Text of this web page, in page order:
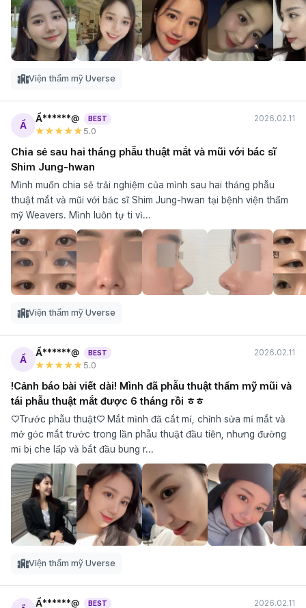
Viện thẩm mỹ Uverse
Ẩ
Ẩ******@ BEST
★★★★★ 5.0
2026.02.11
Chia sẻ sau hai tháng phẫu thuật mắt và mũi với bác sĩ
Shim Jung-hwan
Mình muốn chia sẻ trải nghiệm của mình sau hai tháng phẫu
thuật mắt và mũi với bác sĩ Shim Jung-hwan tại bệnh viện thẩm
mỹ Weavers. Mình luôn tự ti vì...
Viện thẩm mỹ Uverse
Ẩ
Ẩ******@ BEST
★★★★★ 5.0
2026.02.11
!Cảnh báo bài viết dài! Mình đã phẫu thuật thẩm mỹ mũi và
tái phẫu thuật mắt được 6 tháng rồi ㅎㅎ
♡Trước phẫu thuật♡ Mắt mình đã cắt mí, chỉnh sửa mí mắt và
mở góc mắt trước trong lần phẫu thuật đầu tiên, nhưng đường
mí bị che lấp và bắt đầu bung r...
Viện thẩm mỹ Uverse
Ẩ******@ BEST 2026.02.11